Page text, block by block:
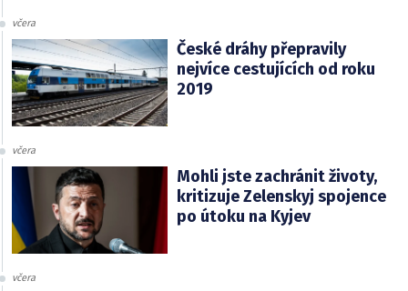
včera
České dráhy přepravily
nejvíce cestujících od roku
2019
včera
Mohli jste zachránit životy,
kritizuje Zelenskyj spojence
po útoku na Kyjev
včera